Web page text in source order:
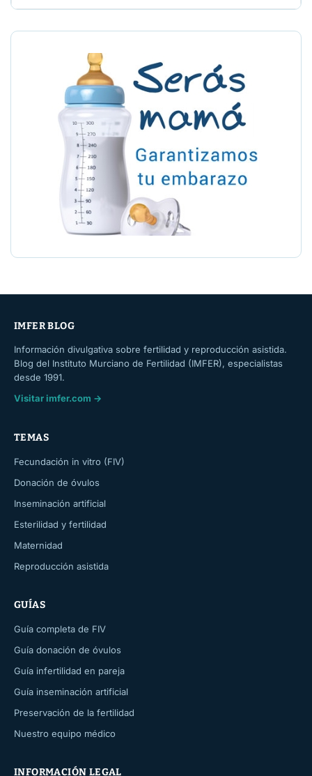
IMFER BLOG
Información divulgativa sobre fertilidad y reproducción asistida.
Blog del Instituto Murciano de Fertilidad (IMFER), especialistas
desde 1991.
Visitar imfer.com →
TEMAS
Fecundación in vitro (FIV)
Donación de óvulos
Inseminación artificial
Esterilidad y fertilidad
Maternidad
Reproducción asistida
GUÍAS
Guía completa de FIV
Guía donación de óvulos
Guía infertilidad en pareja
Guía inseminación artificial
Preservación de la fertilidad
Nuestro equipo médico
INFORMACIÓN LEGAL